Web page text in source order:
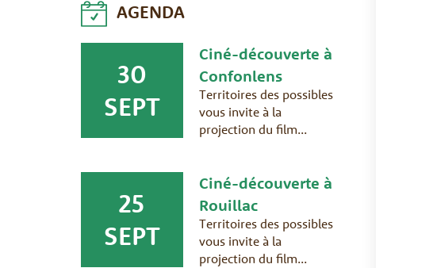
AGENDA
30
SEPT
Ciné-découverte à
Confonlens
Territoires des possibles
vous invite à la
projection du film...
25
SEPT
Ciné-découverte à
Rouillac
Territoires des possibles
vous invite à la
projection du film...